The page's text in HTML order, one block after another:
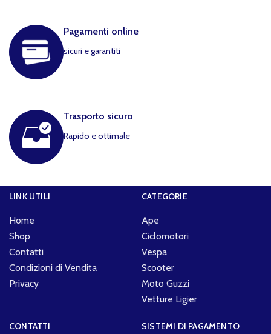
Pagamenti online
sicuri e garantiti
Trasporto sicuro
Rapido e ottimale
LINK UTILI
Home
Shop
Contatti
Condizioni di Vendita
Privacy
CATEGORIE
Ape
Ciclomotori
Vespa
Scooter
Moto Guzzi
Vetture Ligier
CONTATTI SISTEMI DI PAGAMENTO